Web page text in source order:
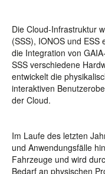
Die Cloud-Infrastruktur
(SSS), IONOS und ESS
die Integration von
SSS verschiedene
entwickelt die
interaktiven
der Cloud.
Im Laufe des letzten
und Anwendungsfälle
Fahrzeuge und wird
Bedarf an physischen